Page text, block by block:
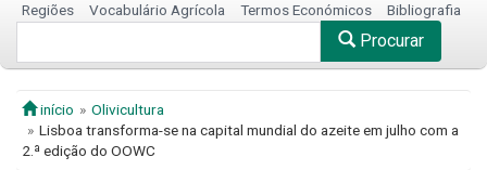
Regiões Vocabulário Agrícola Termos Económicos Bibliografia
Procurar
início
Olivicultura
Lisboa transforma-se na capital mundial do azeite em julho com a
2.ª edição do OOWC